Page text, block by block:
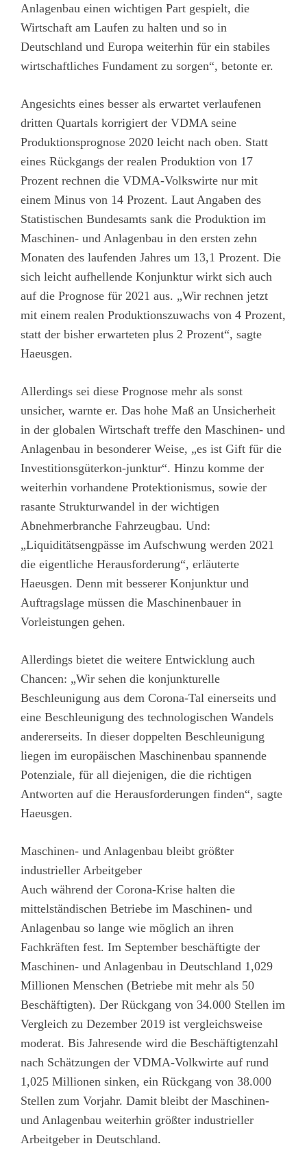
Anlagenbau einen wichtigen Part gespielt, die
Wirtschaft am Laufen zu halten und so in
Deutschland und Europa weiterhin für ein stabiles
wirtschaftliches Fundament zu sorgen“, betonte er.
Angesichts eines besser als erwartet verlaufenen
dritten Quartals korrigiert der VDMA seine
Produktionsprognose 2020 leicht nach oben. Statt
eines Rückgangs der realen Produktion von 17
Prozent rechnen die VDMA-Volkswirte nur mit
einem Minus von 14 Prozent. Laut Angaben des
Statistischen Bundesamts sank die Produktion im
Maschinen- und Anlagenbau in den ersten zehn
Monaten des laufenden Jahres um 13,1 Prozent. Die
sich leicht aufhellende Konjunktur wirkt sich auch
auf die Prognose für 2021 aus. „Wir rechnen jetzt
mit einem realen Produktionszuwachs von 4 Prozent,
statt der bisher erwarteten plus 2 Prozent“, sagte
Haeusgen.
Allerdings sei diese Prognose mehr als sonst
unsicher, warnte er. Das hohe Maß an Unsicherheit
in der globalen Wirtschaft treffe den Maschinen- und
Anlagenbau in besonderer Weise, „es ist Gift für die
Investitionsgüterkon-junktur“. Hinzu komme der
weiterhin vorhandene Protektionismus, sowie der
rasante Strukturwandel in der wichtigen
Abnehmerbranche Fahrzeugbau. Und:
„Liquiditätsengpässe im Aufschwung werden 2021
die eigentliche Herausforderung“, erläuterte
Haeusgen. Denn mit besserer Konjunktur und
Auftragslage müssen die Maschinenbauer in
Vorleistungen gehen.
Allerdings bietet die weitere Entwicklung auch
Chancen: „Wir sehen die konjunkturelle
Beschleunigung aus dem Corona-Tal einerseits und
eine Beschleunigung des technologischen Wandels
andererseits. In dieser doppelten Beschleunigung
liegen im europäischen Maschinenbau spannende
Potenziale, für all diejenigen, die die richtigen
Antworten auf die Herausforderungen finden“, sagte
Haeusgen.
Maschinen- und Anlagenbau bleibt größter
industrieller Arbeitgeber
Auch während der Corona-Krise halten die
mittelständischen Betriebe im Maschinen- und
Anlagenbau so lange wie möglich an ihren
Fachkräften fest. Im September beschäftigte der
Maschinen- und Anlagenbau in Deutschland 1,029
Millionen Menschen (Betriebe mit mehr als 50
Beschäftigten). Der Rückgang von 34.000 Stellen im
Vergleich zu Dezember 2019 ist vergleichsweise
moderat. Bis Jahresende wird die Beschäftigtenzahl
nach Schätzungen der VDMA-Volkwirte auf rund
1,025 Millionen sinken, ein Rückgang von 38.000
Stellen zum Vorjahr. Damit bleibt der Maschinen-
und Anlagenbau weiterhin größter industrieller
Arbeitgeber in Deutschland.